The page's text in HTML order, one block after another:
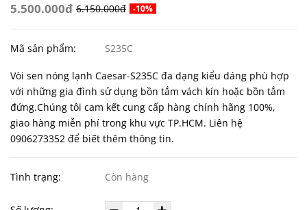
5.500.000đ 6.150.000đ -10%
Mã sản phẩm: S235C
Vòi sen nóng lạnh Caesar-S235C đa dạng kiểu dáng phù hợp
với những gia đình sử dụng bồn tắm vách kín hoặc bồn tắm
đứng.Chúng tôi cam kết cung cấp hàng chính hãng 100%,
giao hàng miễn phí trong khu vực TP.HCM. Liên hệ
0906273352 để biết thêm thông tin.
Tình trạng: Còn hàng